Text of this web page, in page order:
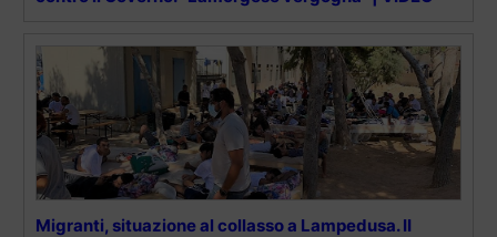
Migranti, situazione al collasso a Lampedusa. II